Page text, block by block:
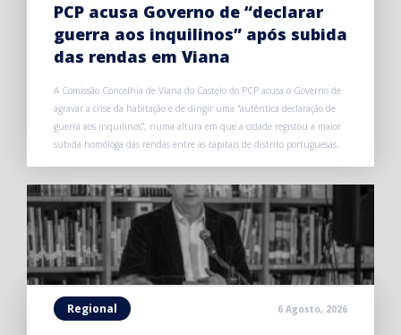
PCP acusa Governo de “declarar
guerra aos inquilinos” após subida
das rendas em Viana
A Comissão Concelhia de Viana do Castelo do PCP acusa o Governo de
agravar a crise da habitação e de dirigir uma “autêntica declaração de
guerra aos inquilinos”, numa altura em que a cidade registou a maior
subida homóloga das rendas entre as capitais de distrito portuguesas.
Regional 6 Agosto, 2026